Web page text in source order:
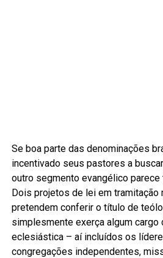
Se boa parte das denominações
incentivado seus pastores a
outro segmento evangélico parece
Dois projetos de lei em tramitação
pretendem conferir o título de
simplesmente exerça algum cargo
eclesiástica – aí incluídos os
congregações independentes,